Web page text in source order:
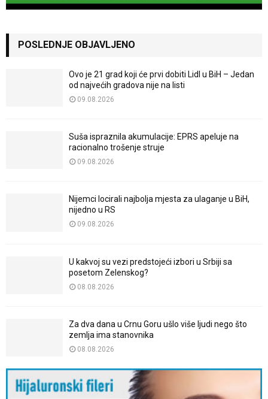
POSLEDNJE OBJAVLJENO
Ovo je 21 grad koji će prvi dobiti Lidl u BiH – Jedan
od najvećih gradova nije na listi
09.08.2026
Suša ispraznila akumulacije: EPRS apeluje na
racionalno trošenje struje
09.08.2026
Nijemci locirali najbolja mjesta za ulaganje u BiH,
nijedno u RS
09.08.2026
U kakvoj su vezi predstojeći izbori u Srbiji sa
posetom Zelenskog?
08.08.2026
Za dva dana u Crnu Goru ušlo više ljudi nego što
zemlja ima stanovnika
08.08.2026